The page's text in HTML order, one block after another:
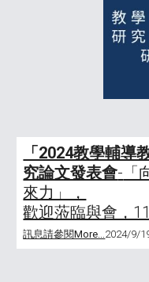
「2024教學輔導
究論文發表會-
來力」，
歡迎蒞臨與會，
訊息請參閱More...2024/9/